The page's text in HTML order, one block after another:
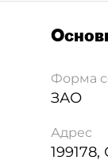
Форма
ЗАО
Адрес
199178,